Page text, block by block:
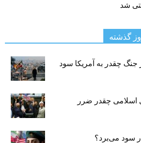
شد
جنگ چقدر به آمریکا سود
اسلامی چقدر ضرر
سود می‌برد؟